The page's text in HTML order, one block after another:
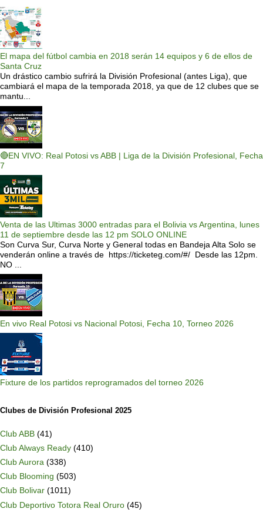
El mapa del fútbol cambia en 2018 serán 14 equipos y 6 de ellos de
Santa Cruz
Un drástico cambio sufrirá la División Profesional (antes Liga), que
cambiará el mapa de la temporada 2018, ya que de 12 clubes que se
mantu...
🔴EN VIVO: Real Potosi vs ABB | Liga de la División Profesional, Fecha
7
Venta de las Ultimas 3000 entradas para el Bolivia vs Argentina, lunes
11 de septiembre desde las 12 pm SOLO ONLINE
Son Curva Sur, Curva Norte y General todas en Bandeja Alta Solo se
venderán online a través de https://ticketeg.com/#/ Desde las 12pm.
NO ...
En vivo Real Potosi vs Nacional Potosi, Fecha 10, Torneo 2026
Fixture de los partidos reprogramados del torneo 2026
Clubes de División Profesional 2025
Club ABB (41)
Club Always Ready (410)
Club Aurora (338)
Club Blooming (503)
Club Bolivar (1011)
Club Deportivo Totora Real Oruro (45)